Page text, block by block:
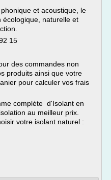
et acoustique, le
écologique, naturelle et
15
des commandes non
produits ainsi que votre
pour calculer vos frais
complète d'Isolant en
au meilleur prix.
votre isolant naturel :